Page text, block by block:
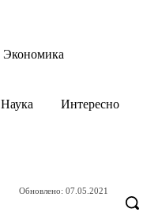
Экономика
Наука Интересно
Обновлено: 07.05.2021